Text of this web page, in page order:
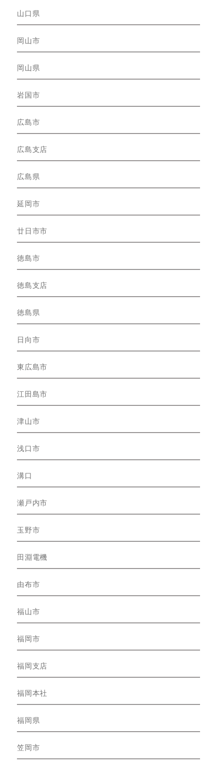
山口県
岡山市
岡山県
岩国市
広島市
広島支店
広島県
延岡市
廿日市市
徳島市
徳島支店
徳島県
日向市
東広島市
江田島市
津山市
浅口市
溝口
瀬戸内市
玉野市
田淵電機
由布市
福山市
福岡市
福岡支店
福岡本社
福岡県
笠岡市